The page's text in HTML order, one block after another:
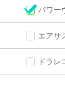
パワー
エアサ
ドラレ